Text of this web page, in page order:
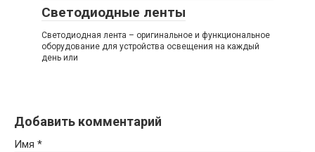
Светодиодные ленты
Светодиодная лента – оригинальное и функциональное
оборудование для устройства освещения на каждый
день или
Добавить комментарий
Имя *